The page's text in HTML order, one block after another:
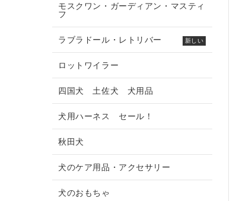
モスクワン・ガーディアン・マスティ
フ
ラブラドール・レトリバー 新しい
ロットワイラー
四国犬 土佐犬 犬用品
犬用ハーネス セール！
秋田犬
犬のケア用品・アクセサリー
犬のおもちゃ